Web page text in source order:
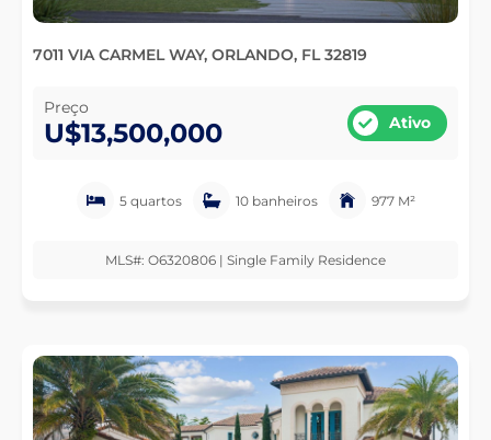
7011 VIA CARMEL WAY, ORLANDO, FL 32819
Preço
U$13,500,000 Ativo
5 quartos 10 banheiros 977 M²
MLS#: O6320806 | Single Family Residence